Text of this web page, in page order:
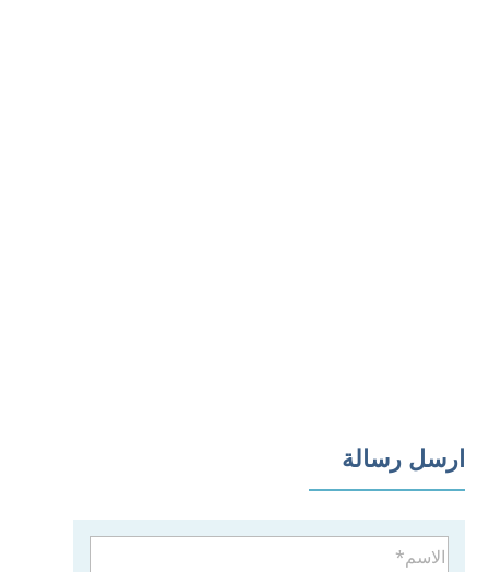
ارسل رسالة